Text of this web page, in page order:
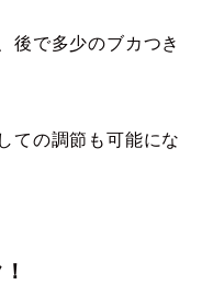
後で多少のブカつき
ての調節も可能にな